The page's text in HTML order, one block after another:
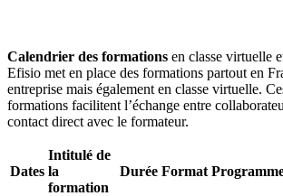
Calendrier des formations en classe virtuelle
Efisio met en place des formations partout en
entreprise mais également en classe virtuelle.
formations facilitent l’échange entre
contact direct avec le formateur.
Dates
Intitulé de
la
formation
Durée Format